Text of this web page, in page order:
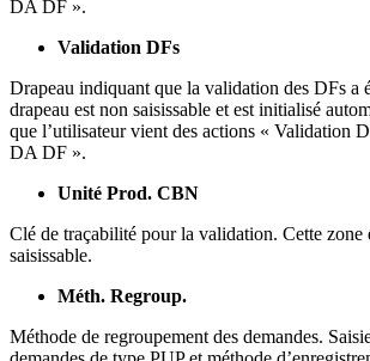
DA DF ».
Validation DFs
Drapeau indiquant que la validation des DFs a
drapeau est non saisissable et est initialisé
que l’utilisateur vient des actions « Validation
DA DF ».
Unité Prod. CBN
Clé de traçabilité pour la validation. Cette zone
saisissable.
Méth. Regroup.
Méthode de regroupement des demandes.